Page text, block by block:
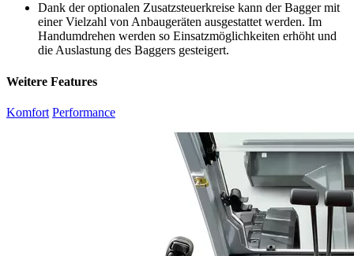
Dank der optionalen Zusatzsteuerkreise kann der Bagger mit
einer Vielzahl von Anbaugeräten ausgestattet werden. Im
Handumdrehen werden so Einsatzmöglichkeiten erhöht und
die Auslastung des Baggers gesteigert.
Weitere Features
Komfort Performance